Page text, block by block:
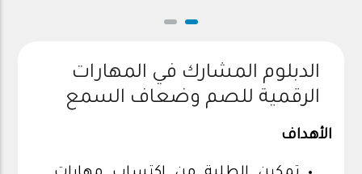
الدبلوم المشارك في المهارات
الرقمية للصم وضعاف السمع
الأهداف